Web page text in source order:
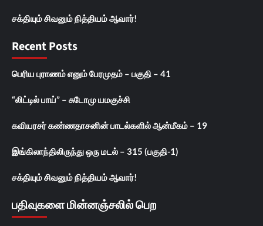
சக்தியும் சிவனும் நித்தியம் ஆவார்!
Recent Posts
பெரிய புராணம் எனும் பேரமுதம் – பகுதி – 41
“லிட்டில் பாய்” – சுடோமு யமகுச்சி
கவியரசர் கண்ணதாசனின் பாடல்களில் ஆன்மீகம் – 19
இங்கிலாந்திலிருந்து ஒரு மடல் – 315 (பகுதி-1)
சக்தியும் சிவனும் நித்தியம் ஆவார்!
பதிவுகளை மின்னஞ்சலில் பெற